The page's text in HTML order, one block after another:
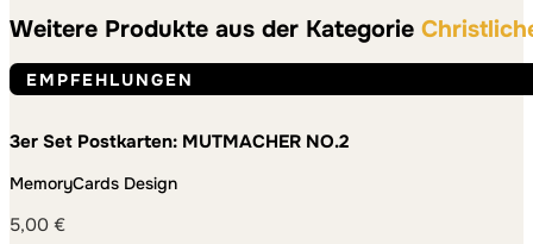
Weitere Produkte aus der Kategorie
EMPFEHLUNGEN
3er Set Postkarten: MUTMACHER NO.2
MemoryCards Design
5,00 €